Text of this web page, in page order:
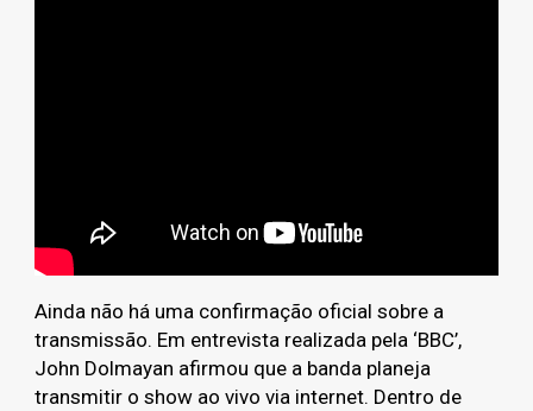
Ainda não há uma confirmação oficial sobre a
transmissão. Em entrevista realizada pela ‘BBC’,
John Dolmayan afirmou que a banda planeja
transmitir o show ao vivo via internet. Dentro de